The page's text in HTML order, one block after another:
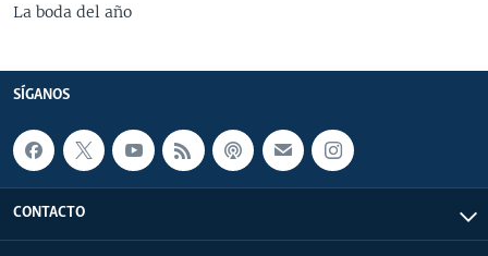
La boda del año
SÍGANOS
CONTACTO